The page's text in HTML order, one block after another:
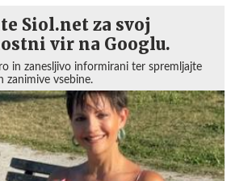
Siol.net za svoj
vir na Googlu.
in zanesljivo informirani ter spremljajte
zanimive vsebine.